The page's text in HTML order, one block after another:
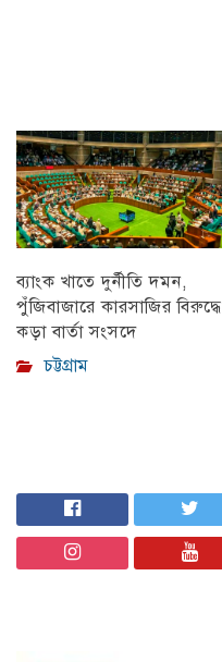
ব্যাংক খাতে দুর্নীতি দমন,
পুঁজিবাজারে কারসাজির বিরুদ্ধে
কড়া বার্তা সংসদে
চট্টগ্রাম